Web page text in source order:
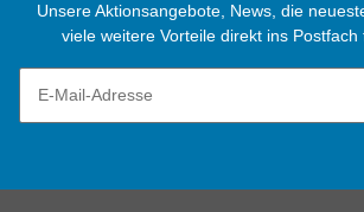
Unsere Aktionsangebote, News, die
viele weitere Vorteile direkt ins Postfach